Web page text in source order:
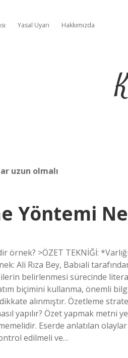
Yasal Uyarı Hakkımızda
uzun olmalı
Yöntemi
örnek? >ÖZET TEKNİĞİ:
Ali Rıza Bey, Babıali
belirlenmesi sürecinde
biçimini kullanma, önemli
alınmıştır. Özetleme
yapılır? Özet yapmak metni
Eserde anlatılan
edilmeli ve…